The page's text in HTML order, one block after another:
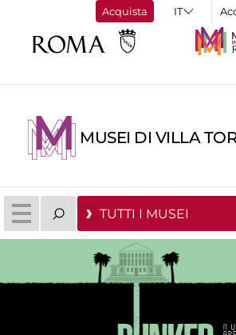
Acquista
MUSEI DI VILLA
TUTTI I MUSEI